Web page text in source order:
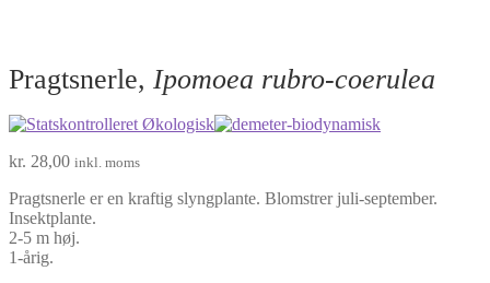
Pragtsnerle, Ipomoea rubro-coerulea
kr. 28,00 inkl. moms
Pragtsnerle er en kraftig slyngplante. Blomstrer juli-september.
Insektplante.
2-5 m høj.
1-årig.